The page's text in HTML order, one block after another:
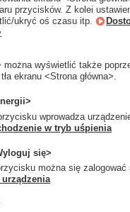
przycisków. Z kolei
ukryć oś czasu itp.
można wyświetlić także
ekranu <Strona główna>.
wprowadza
w tryb uśpienia
się>
można się zalogować